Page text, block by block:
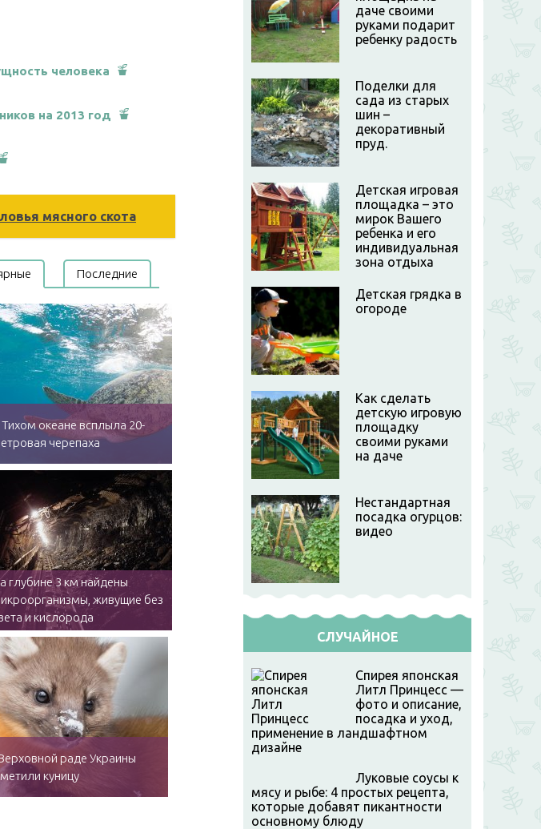
человека
на 2013 год
мясного скота
Последние
Тихом океане всплыла 20-
черепаха
глубине 3 км найдены
живущие без
и кислорода
раде Украины
куницу
даче своими
руками подарит
ребенку радость
Поделки для
сада из старых
шин –
декоративный
пруд.
Детская игровая
площадка – это
мирок Вашего
ребенка и его
индивидуальная
зона отдыха
Детская грядка в
огороде
Как сделать
детскую игровую
площадку
своими руками
на даче
Нестандартная
посадка огурцов:
видео
СЛУЧАЙНОЕ
Спирея японская
Литл Принцесс —
фото и описание,
посадка и уход,
применение в ландшафтном
дизайне
Луковые соусы к
мясу и рыбе: 4 простых рецепта,
которые добавят пикантности
основному блюду